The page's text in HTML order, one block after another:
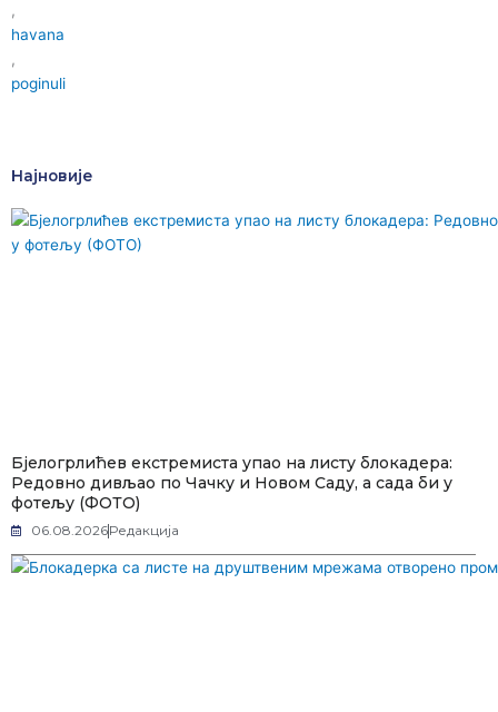
,
havana
,
poginuli
Најновије
Бјелогрлићев екстремиста упао на листу блокадера:
Редовно дивљао по Чачку и Новом Саду, а сада би у
фотељу (ФОТО)
06.08.2026Редакција